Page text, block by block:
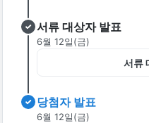
서류 대상자 발표
6월 12일(금)
서류
당첨자 발표
6월 12일(금)